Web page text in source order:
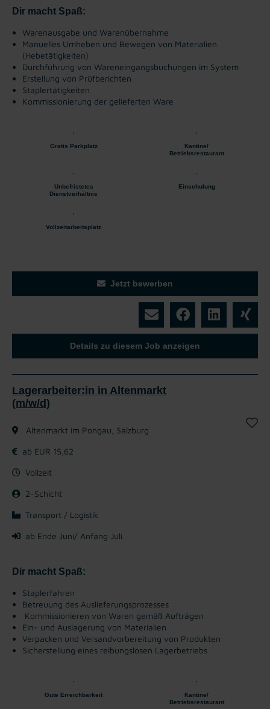
Dir macht Spaß:
Warenausgabe und Warenübernahme
Manuelles Umheben und Bewegen von Materialien
(Hebetätigkeiten)
Durchführung von Wareneingangsbuchungen im System
Erstellung von Prüfberichten
Staplertätigkeiten
Kommissionierung der gelieferten Ware
Gratis Parkplatz
Kantine/
Betriebsrestaurant
Unbefristetes
Dienstverhältnis
Einschulung
Vollzeitarbeitsplatz
Jetzt bewerben
Details zu diesem Job anzeigen
Lagerarbeiter:in in Altenmarkt
(m/w/d)
Altenmarkt im Pongau, Salzburg
ab EUR 15,62
Vollzeit
2-Schicht
Transport / Logistik
ab Ende Juni/ Anfang Juli
Dir macht Spaß:
Staplerfahren
Betreuung des Auslieferungsprozesses
Kommissionieren von Waren gemäß Aufträgen
Ein- und Auslagerung von Materialien
Verpacken und Versandvorbereitung von Produkten
Sicherstellung eines reibungslosen Lagerbetriebs
Gute Erreichbarkeit
Kantine/
Betriebsrestaurant